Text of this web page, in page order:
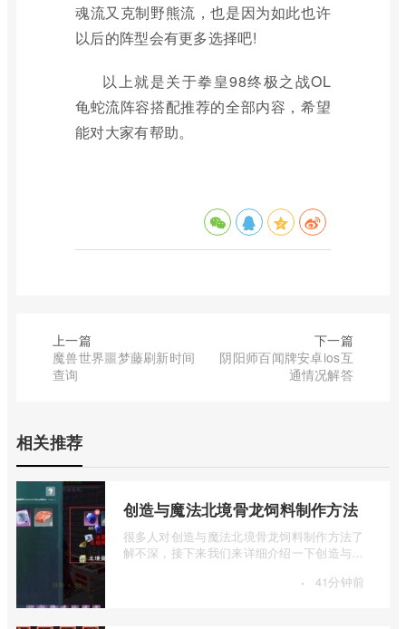
魂流又克制野熊流，也是因为如此也许
以后的阵型会有更多选择吧!
以上就是关于拳皇98终极之战OL
龟蛇流阵容搭配推荐的全部内容，希望
能对大家有帮助。
上一篇
魔兽世界噩梦藤刷新时间
查询
下一篇
阴阳师百闻牌安卓ios互
通情况解答
相关推荐
创造与魔法北境骨龙饲料制作方法
很多人对创造与魔法北境骨龙饲料制作方法了
解不深，接下来我们来详细介绍一下创造与魔
· 41分钟前